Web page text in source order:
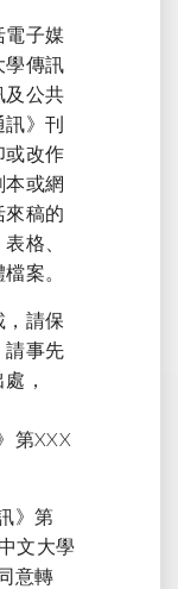
電子媒
學傳訊
及公共
訊》刊
或改作
本或網
來稿的
格、
案。
，請保
請事先
，
第XXX
》第
文大學
意轉